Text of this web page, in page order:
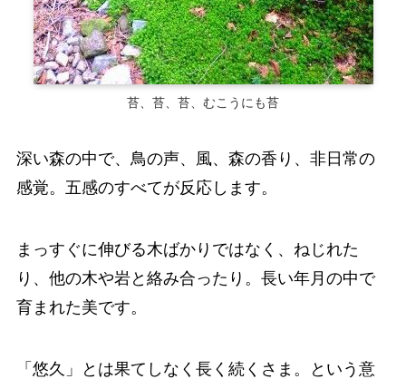
苔、苔、苔、むこうにも苔
深い森の中で、鳥の声、風、森の香り、非日常の
感覚。五感のすべてが反応します。
まっすぐに伸びる木ばかりではなく、ねじれた
り、他の木や岩と絡み合ったり。長い年月の中で
育まれた美です。
「悠久」とは果てしなく長く続くさま。という意